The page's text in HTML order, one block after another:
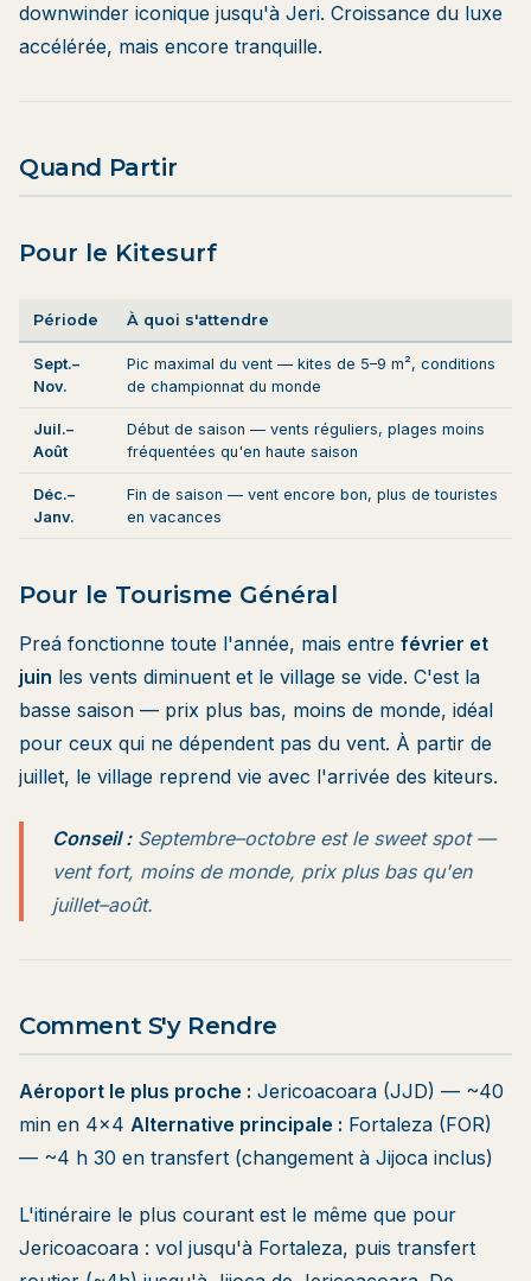
downwinder iconique jusqu'à Jeri. Croissance du luxe
accélérée, mais encore tranquille.
Quand Partir
Pour le Kitesurf
Période À quoi s'attendre
Sept.–
Nov.
Pic maximal du vent — kites de 5–9 m², conditions
de championnat du monde
Juil.–
Août
Début de saison — vents réguliers, plages moins
fréquentées qu'en haute saison
Déc.–
Janv.
Fin de saison — vent encore bon, plus de touristes
en vacances
Pour le Tourisme Général
Preá fonctionne toute l'année, mais entre février et
juin les vents diminuent et le village se vide. C'est la
basse saison — prix plus bas, moins de monde, idéal
pour ceux qui ne dépendent pas du vent. À partir de
juillet, le village reprend vie avec l'arrivée des kiteurs.
Conseil :Septembre–octobre est le sweet spot —
vent fort, moins de monde, prix plus bas qu'en
juillet–août.
Comment S'y Rendre
Aéroport le plus proche : Jericoacoara (JJD) — ~40
min en 4×4 Alternative principale : Fortaleza (FOR)
— ~4 h 30 en transfert (changement à Jijoca inclus)
L'itinéraire le plus courant est le même que pour
Jericoacoara : vol jusqu'à Fortaleza, puis transfert